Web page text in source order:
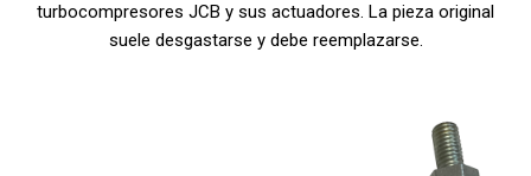
turbocompresores JCB y sus actuadores. La pieza original
suele desgastarse y debe reemplazarse.